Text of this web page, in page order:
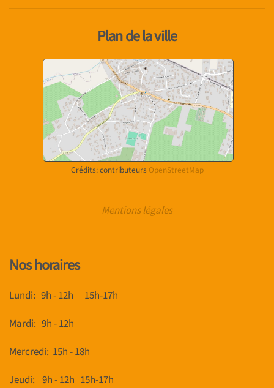
Plan de la ville
Crédits: contributeurs OpenStreetMap
Mentions légales
Nos horaires
Lundi: 9h - 12h 15h-17h
Mardi: 9h - 12h
Mercredi: 15h - 18h
Jeudi: 9h - 12h 15h-17h